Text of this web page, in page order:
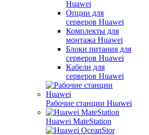
Huawei
Опции для
серверов Huawei
Комплекты для
монтажа Huawei
Блоки питания для
серверов Huawei
Кабели для
серверов Huawei
Рабочие станции Huawei
Huawei MateStation